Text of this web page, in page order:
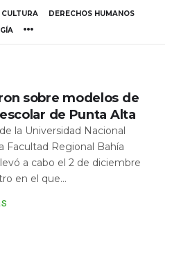
CULTURA
DERECHOS HUMANOS
sobre modelos de
de Punta Alta
la Universidad Nacional
Facultad Regional Bahía
a cabo el 2 de diciembre
en el que...